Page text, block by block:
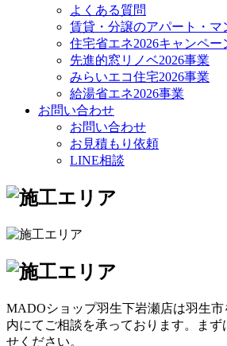
よくある質問
賃貸・分譲のアパート・マ
住宅省エネ2026キャンペー
先進的窓リノベ2026事業
みらいエコ住宅2026事業
給湯省エネ2026事業
お問い合わせ
お問い合わせ
お見積もり依頼
LINE相談
MADOショップ羽生下岩瀬店は羽生市
内にてご相談を承っております。ま
せください。